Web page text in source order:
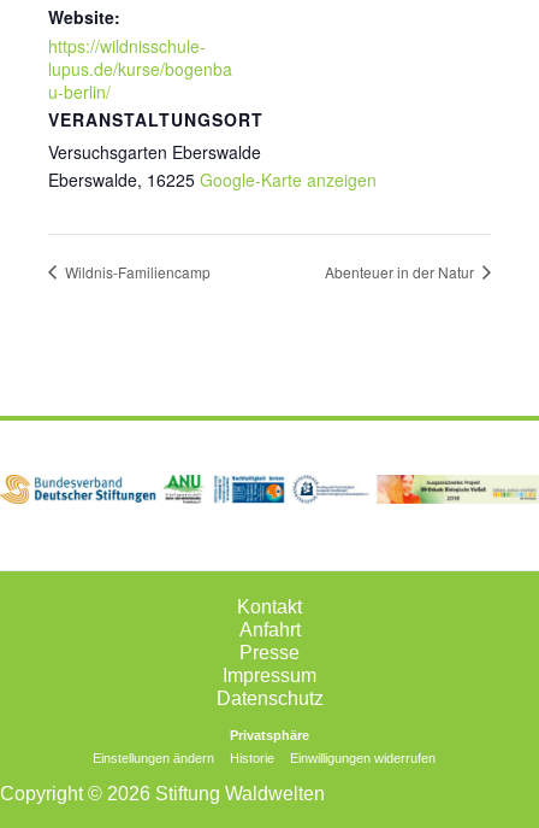
Website:
https://wildnisschule-
lupus.de/kurse/bogenba
u-berlin/
VERANSTALTUNGSORT
Versuchsgarten Eberswalde
Eberswalde, 16225 Google-Karte anzeigen
Wildnis-Familiencamp Abenteuer in der Natur
Kontakt
Anfahrt
Presse
Impressum
Datenschutz
Privatsphäre
Einstellungen ändern
Historie Einwilligungen widerrufen
Copyright © 2026 Stiftung Waldwelten